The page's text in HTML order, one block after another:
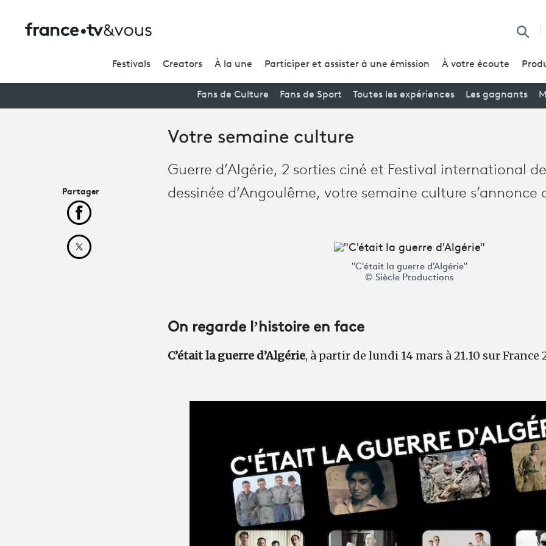
Festivals Creators À la une Participer et assister à une émission À votre écoute
Fans de Culture Fans de Sport Toutes les expériences Les gagnants
Votre semaine culture
Guerre d’Algérie, 2 sorties ciné et Festival international
dessinée d’Angoulême, votre semaine culture s’annonce
"C'était la guerre d'Algérie"
© Siècle Productions
On regarde l’histoire en face
C’était la guerre d’Algérie, à partir de lundi 14 mars à 21.10 sur France
Partager
Partager cet article sur Facebook
Partager cet article sur X